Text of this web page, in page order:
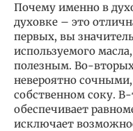
Почему именно в
духовке – это
первых, вы
используемого
полезным. Во-
невероятно
собственном соку.
обеспечивает
исключает